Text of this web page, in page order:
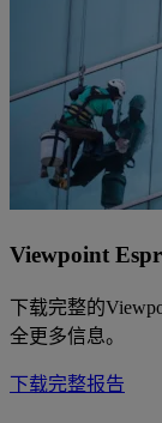
Viewpoint
下载完整的
全更多信息。
下载完整报告